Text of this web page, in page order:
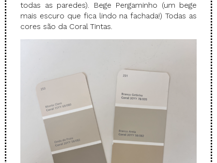
todas as paredes). Bege Pergaminho (um bege
mais escuro que fica lindo na fachada!) Todas as
cores são da Coral Tintas.